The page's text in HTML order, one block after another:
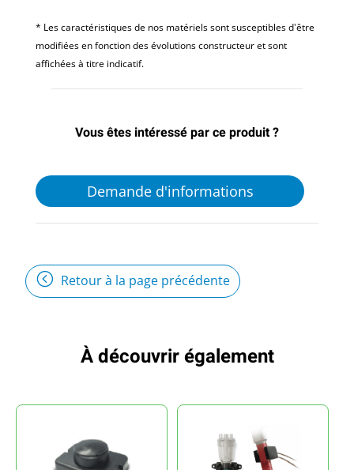
* Les caractéristiques de nos matériels sont susceptibles d'être
modifiées en fonction des évolutions constructeur et sont
affichées à titre indicatif.
Vous êtes intéressé par ce produit ?
Demande d'informations
Retour à la page précédente
À découvrir également